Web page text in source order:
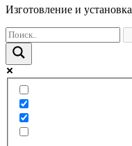
Изготовление и установка